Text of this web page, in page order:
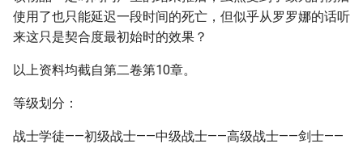
使用了也只能延迟一段时间的死亡，但似乎从罗罗娜的话听
来这只是契合度最初始时的效果？
以上资料均截自第二卷第10章。
等级划分：
战士学徒——初级战士——中级战士——高级战士——剑士——